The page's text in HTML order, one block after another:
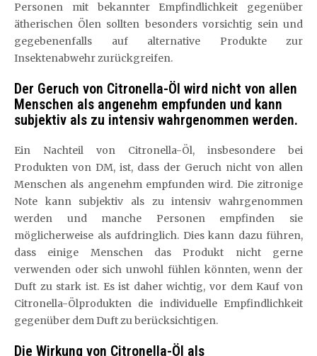
Personen mit bekannter Empfindlichkeit gegenüber
ätherischen Ölen sollten besonders vorsichtig sein und
gegebenenfalls auf alternative Produkte zur
Insektenabwehr zurückgreifen.
Der Geruch von Citronella-Öl wird nicht von allen
Menschen als angenehm empfunden und kann
subjektiv als zu intensiv wahrgenommen werden.
Ein Nachteil von Citronella-Öl, insbesondere bei
Produkten von DM, ist, dass der Geruch nicht von allen
Menschen als angenehm empfunden wird. Die zitronige
Note kann subjektiv als zu intensiv wahrgenommen
werden und manche Personen empfinden sie
möglicherweise als aufdringlich. Dies kann dazu führen,
dass einige Menschen das Produkt nicht gerne
verwenden oder sich unwohl fühlen könnten, wenn der
Duft zu stark ist. Es ist daher wichtig, vor dem Kauf von
Citronella-Ölprodukten die individuelle Empfindlichkeit
gegenüber dem Duft zu berücksichtigen.
Die Wirkung von Citronella-Öl als